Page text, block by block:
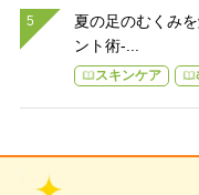
夏の足のむくみ
ント術-...
スキンケア